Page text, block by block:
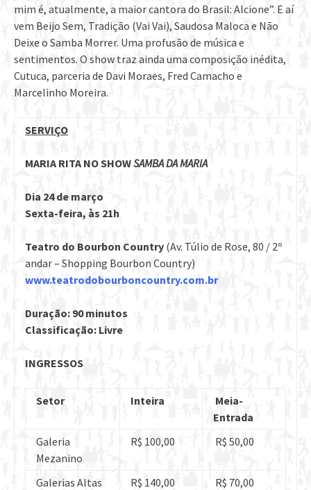
mim é, atualmente, a maior cantora do Brasil: Alcione”. E aí
vem Beijo Sem, Tradição (Vai Vai), Saudosa Maloca e Não
Deixe o Samba Morrer. Uma profusão de música e
sentimentos. O show traz ainda uma composição inédita,
Cutuca, parceria de Davi Moraes, Fred Camacho e
Marcelinho Moreira.
SERVIÇO
MARIA RITA NO SHOWSAMBA DA MARIA
Dia 24 de março
Sexta-feira, às 21h
Teatro do Bourbon Country (Av. Túlio de Rose, 80 / 2º
andar – Shopping Bourbon Country)
www.teatrodobourboncountry.com.br
Duração: 90 minutos
Classificação: Livre
INGRESSOS
Setor Inteira
Meia-
Entrada
Galeria
Mezanino
R$ 100,00 R$ 50,00
Galerias Altas R$ 140,00
R$ 70,00